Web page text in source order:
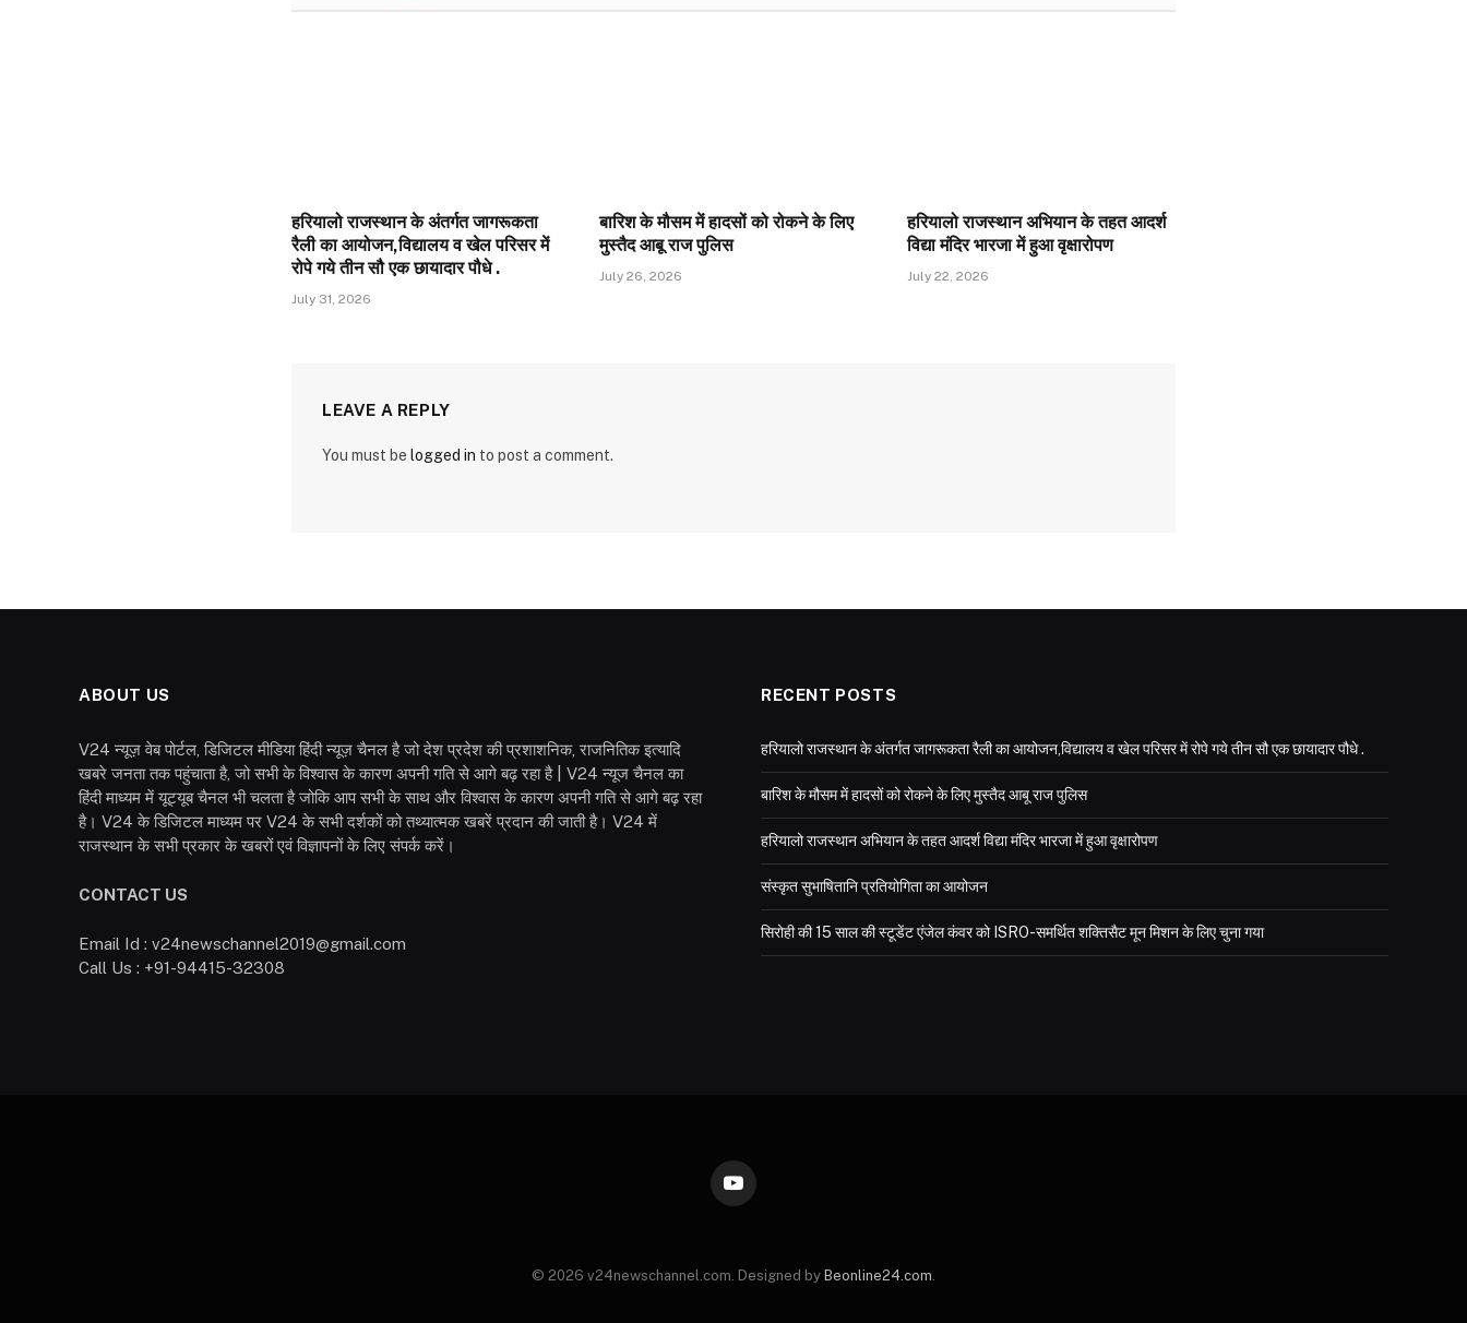
हरियालो राजस्थान के अंतर्गत जागरूकता
रैली का आयोजन,विद्यालय व खेल परिसर में
रोपे गये तीन सौ एक छायादार पौधे .
July 31, 2026
बारिश के मौसम में हादसों को रोकने के लिए
मुस्तैद आबू राज पुलिस
July 26, 2026
हरियालो राजस्थान अभियान के तहत आदर्श
विद्या मंदिर भारजा में हुआ वृक्षारोपण
July 22, 2026
LEAVE A REPLY
You must be logged in to post a comment.
ABOUT US
V24 न्यूज़ वेब पोर्टल, डिजिटल मीडिया हिंदी न्यूज़ चैनल है जो देश प्रदेश की प्रशाशनिक, राजनितिक इत्यादि
खबरे जनता तक पहुंचाता है, जो सभी के विश्वास के कारण अपनी गति से आगे बढ़ रहा है | V24 न्यूज चैनल का
हिंदी माध्यम में यूट्यूब चैनल भी चलता है जोकि आप सभी के साथ और विश्वास के कारण अपनी गति से आगे बढ़ रहा
है। V24 के डिजिटल माध्यम पर V24 के सभी दर्शकों को तथ्यात्मक खबरें प्रदान की जाती है। V24 में
राजस्थान के सभी प्रकार के खबरों एवं विज्ञापनों के लिए संपर्क करें।
CONTACT US
Email Id : v24newschannel2019@gmail.com
Call Us : +91-94415-32308
RECENT POSTS
हरियालो राजस्थान के अंतर्गत जागरूकता रैली का आयोजन,विद्यालय व खेल परिसर में रोपे गये तीन सौ एक छायादार पौधे .
बारिश के मौसम में हादसों को रोकने के लिए मुस्तैद आबू राज पुलिस
हरियालो राजस्थान अभियान के तहत आदर्श विद्या मंदिर भारजा में हुआ वृक्षारोपण
संस्कृत सुभाषितानि प्रतियोगिता का आयोजन
सिरोही की 15 साल की स्टूडेंट एंजेल कंवर को ISRO-समर्थित शक्तिसैट मून मिशन के लिए चुना गया
YouTube
© 2026 v24newschannel.com. Designed by Beonline24.com.